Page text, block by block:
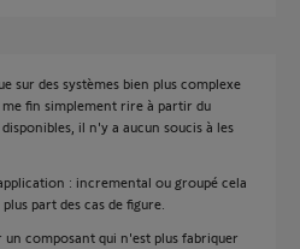
sur des systèmes bien plus complexe
fin simplement rire à partir du
il n'y a aucun soucis à les
: incremental ou groupé cela
part des cas de figure.
un composant qui n'est plus fabriquer